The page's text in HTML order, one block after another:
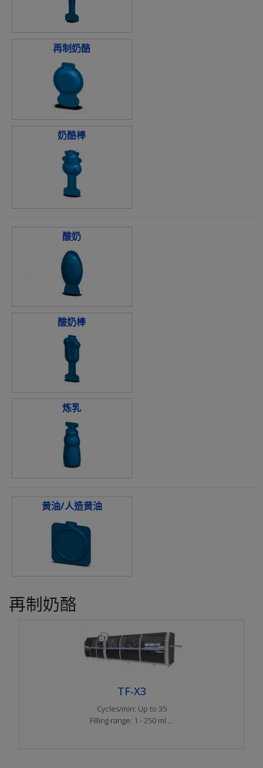
再制奶酪
奶酪棒
酸奶
酸奶棒
炼乳
黄油/人造黄油
再制奶酪
TF-X3
Cycles/min: Up to 35
Filling range: 1 - 250 ml ...